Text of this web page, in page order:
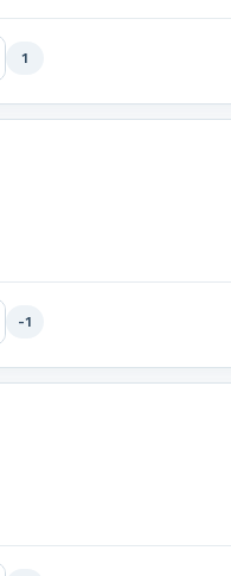
1
-1